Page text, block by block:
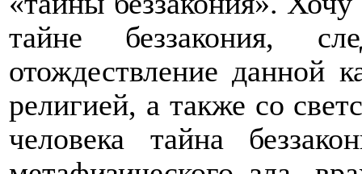
тайне беззакония,
отождествление данной
религией, а также со
человека тайна